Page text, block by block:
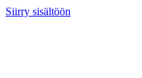
Siirry sisältöön